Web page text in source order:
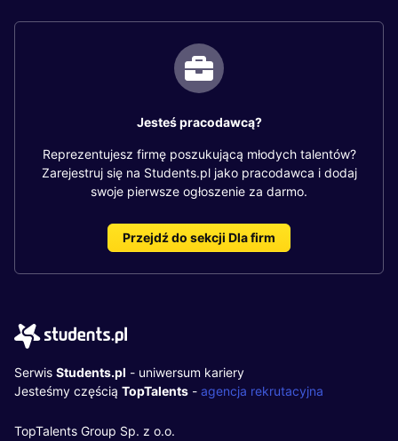
Jesteś pracodawcą?
Reprezentujesz firmę poszukującą młodych talentów?
Zarejestruj się na Students.pl jako pracodawca i dodaj
swoje pierwsze ogłoszenie za darmo.
Przejdź do sekcji Dla firm
Serwis Students.pl - uniwersum kariery
Jesteśmy częścią TopTalents - agencja rekrutacyjna
TopTalents Group Sp. z o.o.